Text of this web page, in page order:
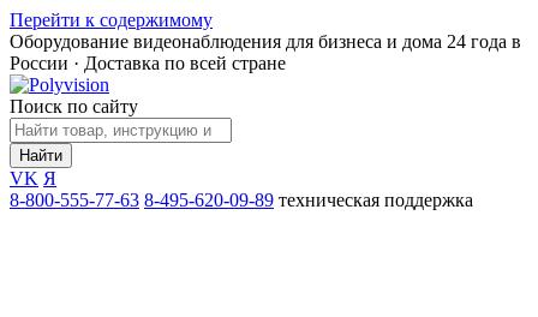
Перейти к содержимому
Оборудование видеонаблюдения для бизнеса и дома 24 года в
России · Доставка по всей стране
Поиск по сайту
Найти
VK Я
8-800-555-77-63 8-495-620-09-89 техническая поддержка